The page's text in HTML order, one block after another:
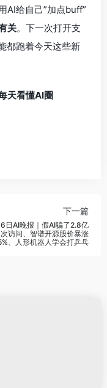
AI给自己”加点buff”
关。下一次打开支
都跑着今天这些新
天看懂AI圈
下一篇
日AI晚报｜假AI骗了2.8亿
次访问、智谱开源股价暴涨
、人形机器人学会打乒乓